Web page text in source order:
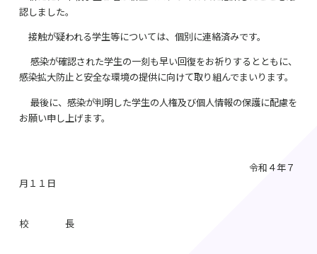
認しました。
接触が疑われる学生等については、個別に連絡済みです。
感染が確認された学生の一刻も早い回復をお祈りするとともに、
感染拡大防止と安全な環境の提供に向けて取り組んでまいります。
最後に、感染が判明した学生の人権及び個人情報の保護に配慮を
お願い申し上げます。
令和４年７
月１１日
校 長